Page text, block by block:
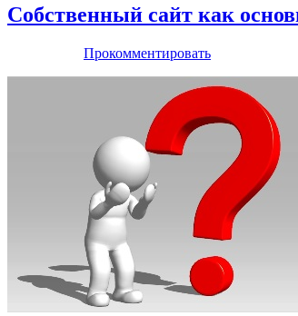
Собственный сайт как
Прокомментировать